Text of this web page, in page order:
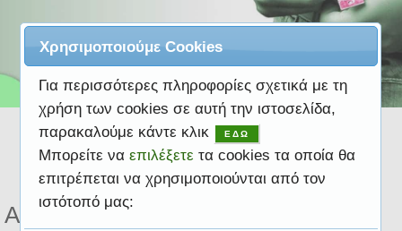
Αποτελέσματα για ετικέτα Αλόη
Χρησιμοποιούμε Cookies
Για περισσότερες πληροφορίες σχετικά με τη
χρήση των cookies σε αυτή την ιστοσελίδα,
παρακαλούμε κάντε κλικ
ΕΔΩ
Μπορείτε να επιλέξετε τα cookies τα οποία θα
επιτρέπεται να χρησιμοποιούνται από τον
ιστότοπό μας: